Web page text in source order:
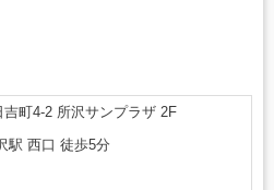
町4-2 所沢サンプラザ 2F
駅 西口 徒歩5分